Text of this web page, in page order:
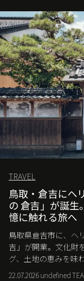
TRAVEL
鳥取・倉吉にヘ
の 倉吉」が誕
憶に触れる旅へ
鳥取県倉吉市に、ヘ
吉」が開業。文化財
グ、土地の恵みを味
ちに深く滞在する旅
22.07.2026 undefined